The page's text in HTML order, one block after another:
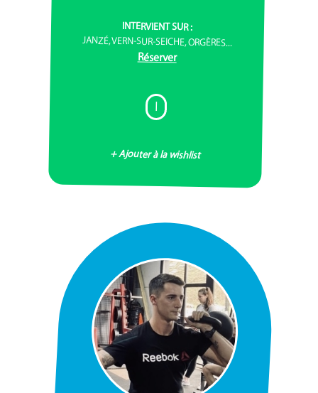
INTERVIENT SUR :
JANZÉ, VERN-SUR-SEICHE, ORGÈRES...
Réserver
I
+ Ajouter à la wishlist